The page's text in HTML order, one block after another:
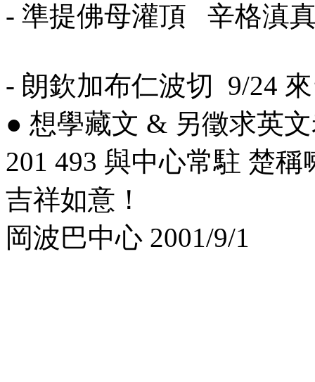
- 準提佛母灌頂 辛格滇
- 朗欽加布仁波切 9/24
● 想學藏文 & 另徵求英
201 493 與中心常駐 楚稱
吉祥如意！
岡波巴中心 2001/9/1